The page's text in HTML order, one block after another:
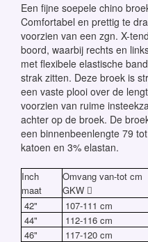
Een fijne soepele chino
Comfortabel en prettig te
voorzien van een zgn. X-
boord, waarbij rechts en
met flexibele elastische
strak zitten. Deze broek is
een vaste plooi over de
voorzien van ruime
achter op de broek. De
een binnenbeenlengte 79
katoen en 3% elastan.
Inch
maat
Omvang van-tot cm
GKW 
42"
107-111 cm
44"
112-116 cm
46"
117-120 cm